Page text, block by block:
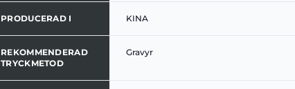
PRODUCERAD I KINA
REKOMMENDERAD
TRYCKMETOD
Gravyr